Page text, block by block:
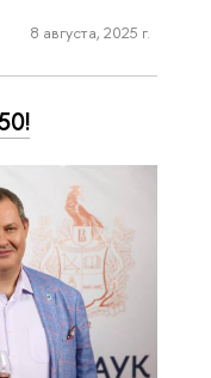
8 августа, 2025 г.